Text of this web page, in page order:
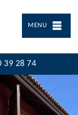
MENU
39 28 74